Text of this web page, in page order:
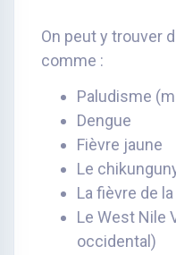
On peut y trouver
comme :
Paludisme
Dengue
Fièvre jaune
Le
La fièvre de
Le West Nile
occidental)